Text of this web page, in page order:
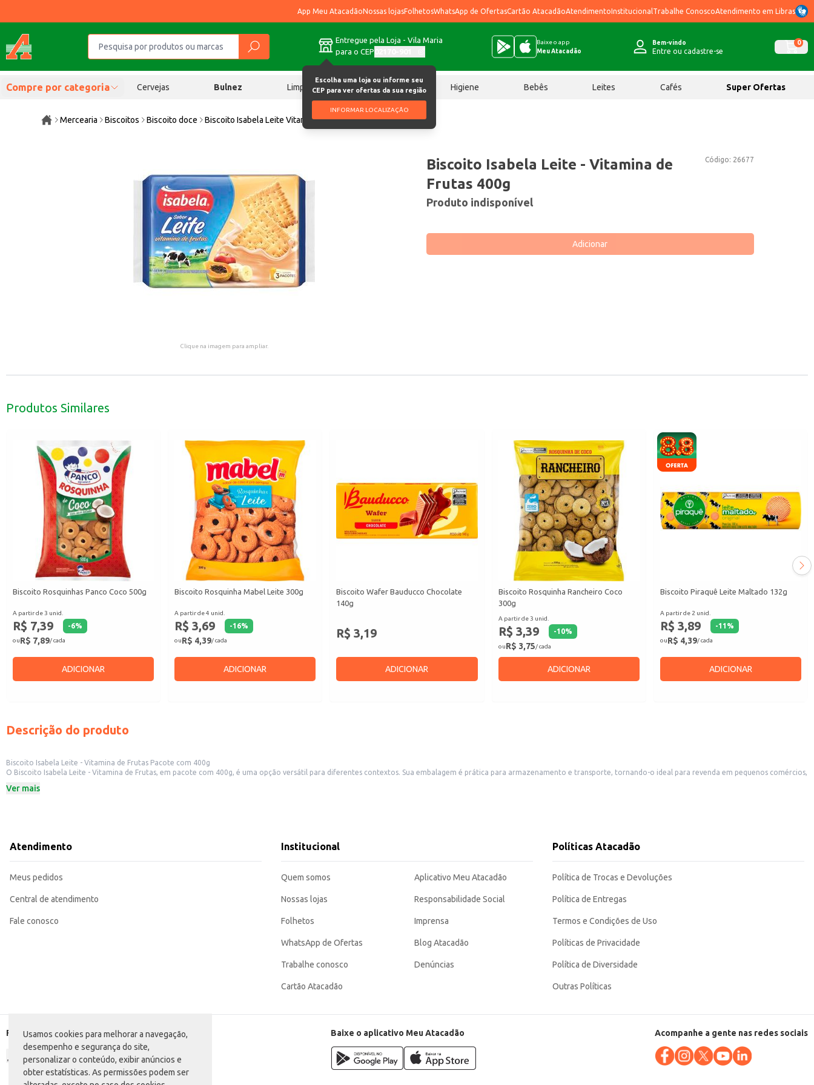
Usamos cookies para melhorar a navegação,
desempenho e segurança do site,
personalizar o conteúdo, exibir anúncios e
obter estatísticas. As permissões podem ser
App Meu AtacadãoNossas lojasFolhetosWhatsApp de OfertasCartão AtacadãoAtendimentoInstitucional Trabalhe ConoscoAtendimento em Libras
Entregue pela Loja - Vila Maria
para o CEP
Escolha uma loja ou informe seu
CEP para ver ofertas da sua região
INFORMAR LOCALIZAÇÃO
Baixe o app
Meu Atacadão
Bem-vindo
Entre ou cadastre-se
0
Compre por categoria Cervejas Bulnez Limpeza Chocolates Higiene Bebês Leites Cafés Super Ofertas
Mercearia Biscoitos Biscoito doce Biscoito Isabela Leite Vitamina de Frutas 400g
Clique na imagem para ampliar.
Código: 26677
Biscoito Isabela Leite - Vitamina de
Frutas 400g
Produto indisponível
Adicionar
Produtos Similares
Biscoito Rosquinhas Panco Coco 500g
A partir de 3 unid.
R$ 7,39 -6%
ouR$ 7,89/ cada
ADICIONAR
Biscoito Rosquinha Mabel Leite 300g
A partir de 4 unid.
R$ 3,69 -16%
ouR$ 4,39/ cada
ADICIONAR
Biscoito Wafer Bauducco Chocolate
140g
R$ 3,19
ADICIONAR
Biscoito Rosquinha Rancheiro Coco
300g
A partir de 3 unid.
R$ 3,39 -10%
ouR$ 3,75/ cada
ADICIONAR
Biscoito Piraquê Leite Maltado 132g
A partir de 2 unid.
R$ 3,89 -11 %
ouR$ 4,39/ cada
ADICIONAR
Descrição do produto
Biscoito Isabela Leite - Vitamina de Frutas Pacote com 400g
O Biscoito Isabela Leite - Vitamina de Frutas, em pacote com 400g, é uma opção versátil para diferentes contextos. Sua embalagem é prática para armazenamento e transporte, tornando-o ideal para revenda em pequenos comércios,
Dicas de uso:
O Biscoito Isabela Leite - Vitamina de Frutas oferece praticidade e um sabor agradável, sendo uma escolha eficiente para quem busca um produto de qualidade e bom custo-benefício, tanto para revenda quanto para consumo pessoal.
Sua embalagem de 400g garante um bom rendimento.
Marca: Isabela
Categoria: Biscoito doce
EAN: 57621981
Ver mais
Atendimento
Meus pedidos
Central de atendimento
Fale conosco
Institucional
Quem somos
Nossas lojas
Folhetos
WhatsApp de Ofertas
Trabalhe conosco
Cartão Atacadão
Aplicativo Meu Atacadão
Responsabilidade Social
Imprensa
Blog Atacadão
Denúncias
Políticas Atacadão
Política de Trocas e Devoluções
Política de Entregas
Termos e Condições de Uso
Políticas de Privacidade
Política de Diversidade
Outras Políticas
Formas de pagamento Baixe o aplicativo Meu Atacadão Acompanhe a gente nas redes sociais